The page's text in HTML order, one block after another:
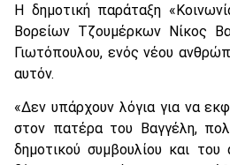
Η δημοτική παράταξη
Βορείων Τζουμέρκων Νίκος
Γιωτόπουλου, ενός νέου
αυτόν.
«Δεν υπάρχουν λόγια για να
στον πατέρα του Βαγγέλη,
δημοτικού συμβουλίου και